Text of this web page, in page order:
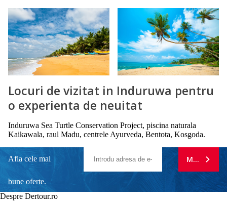
Locuri de vizitat in Induruwa pentru
o experienta de neuitat
Induruwa Sea Turtle Conservation Project, piscina naturala
Kaikawala, raul Madu, centrele Ayurveda, Bentota, Kosgoda.
Afla cele mai
bune oferte.
MA
Despre Dertour.ro